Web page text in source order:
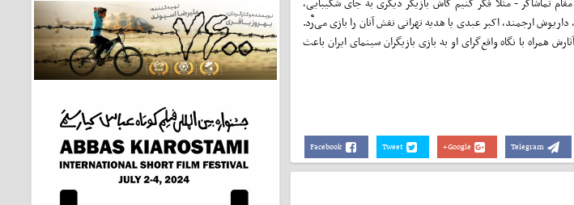
ارجمند، اکبر عبدی یا هدیه تهرانی نقش آنان را بازی می‌֩رد.
همراه با نگاه واقع‌گرای او به بازی بازیگران سینمای ایران باعث
Facebook Tweet Google+ Telegram